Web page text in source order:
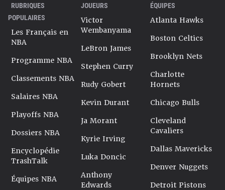
RUBRIQUES
POPULAIRES
Les Français en
NBA
Programme NBA
Classements NBA
Salaires NBA
Playoffs NBA
Dossiers NBA
Encyclopédie
TrashTalk
Équipes NBA
JOUEURS
Victor
Wembanyama
LeBron James
Stephen Curry
Rudy Gobert
Kevin Durant
Ja Morant
Kyrie Irving
Luka Doncic
Anthony
Edwards
ÉQUIPES
Atlanta Hawks
Boston Celtics
Brooklyn Nets
Charlotte
Hornets
Chicago Bulls
Cleveland
Cavaliers
Dallas Mavericks
Denver Nuggets
Detroit Pistons